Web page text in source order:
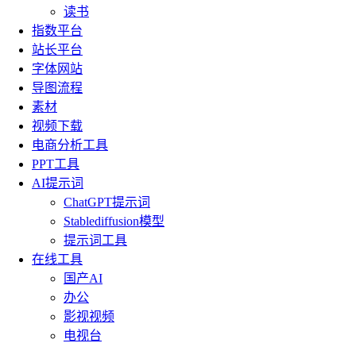
读书
指数平台
站长平台
字体网站
导图流程
素材
视频下载
电商分析工具
PPT工具
AI提示词
ChatGPT提示词
Stablediffusion模型
提示词工具
在线工具
国产AI
办公
影视视频
电视台